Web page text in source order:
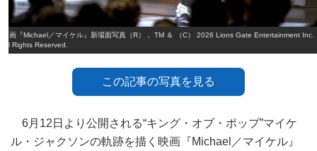
映画『Michael／マイケル』新場面写真（R）， TM ＆ （C） 2026 Lions Gate Entertainment Inc.
All Rights Reserved.
この記事の写真を見る
6月12日より公開される“キング・オブ・ポップ”マイケ
ル・ジャクソンの軌跡を描く映画『Michael／マイケル』